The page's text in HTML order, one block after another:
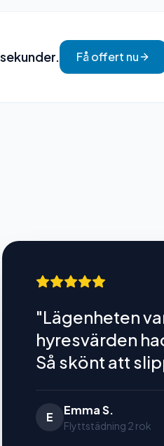
Få offert nu
"Lägenheten
hyresvärden
Så skönt att
E Emma S.
Flyttstädning 2 rok